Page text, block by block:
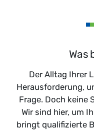
Was
Der Alltag Ihrer
Herausforderung,
Frage. Doch keine
Wir sind hier, um
bringt qualifizierte